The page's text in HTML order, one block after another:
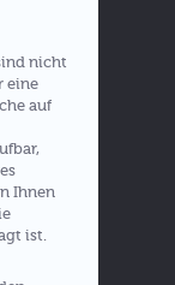
nicht
eine
auf
Ihnen
ist.